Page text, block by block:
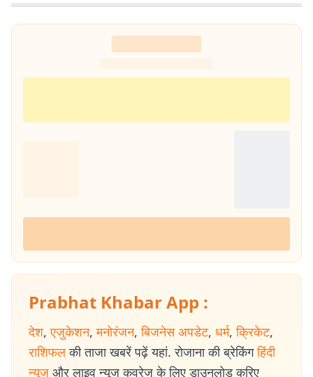
Prabhat Khabar App :
देश, एजुकेशन, मनोरंजन, बिजनेस अपडेट, धर्म, क्रिकेट,
राशिफल की ताजा खबरें पढ़ें यहां. रोजाना की ब्रेकिंग हिंदी
न्यूज और लाइव न्यूज कवरेज के लिए डाउनलोड करिए